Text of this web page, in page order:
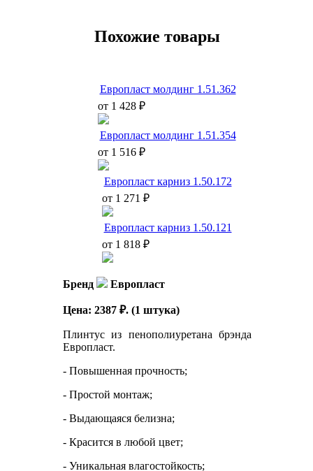
Похожие товары
Европласт молдинг 1.51.362
от 1 428 ₽
Европласт молдинг 1.51.354
от 1 516 ₽
Европласт карниз 1.50.172
от 1 271 ₽
Европласт карниз 1.50.121
от 1 818 ₽
Бренд Европласт
Цена: 2387 ₽. (1 штука)
Плинтус из пенополиуретана брэнда
Европласт.
- Повышенная прочность;
- Простой монтаж;
- Выдающаяся белизна;
- Красится в любой цвет;
- Уникальная влагостойкость;